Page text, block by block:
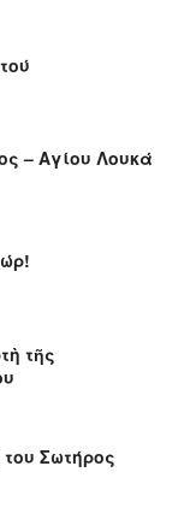
– Αγίου Λουκά
τῆς
Σωτήρος